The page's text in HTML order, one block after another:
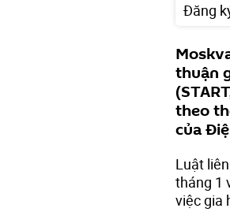
Đăng
thuận
theo
của
Luật
tháng 1
việc gia